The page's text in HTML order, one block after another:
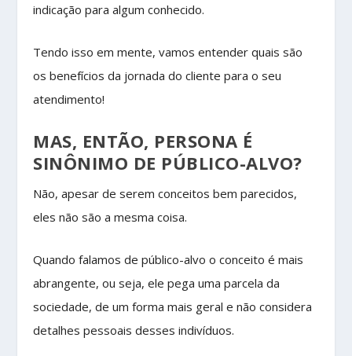
indicação para algum conhecido.
Tendo isso em mente, vamos entender quais são
os benefícios da jornada do cliente para o seu
atendimento!
MAS, ENTÃO, PERSONA É
SINÔNIMO DE PÚBLICO-ALVO?
Não, apesar de serem conceitos bem parecidos,
eles não são a mesma coisa.
Quando falamos de público-alvo o conceito é mais
abrangente, ou seja, ele pega uma parcela da
sociedade, de um forma mais geral e não considera
detalhes pessoais desses indivíduos.